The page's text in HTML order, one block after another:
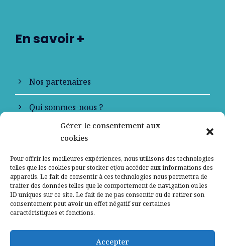
Gérer le consentement aux
cookies
Pour offrir les meilleures expériences, nous utilisons des technologies
telles que les cookies pour stocker et/ou accéder aux informations des
appareils. Le fait de consentir à ces technologies nous permettra de
traiter des données telles que le comportement de navigation ou les
ID uniques sur ce site. Le fait de ne pas consentir ou de retirer son
consentement peut avoir un effet négatif sur certaines
caractéristiques et fonctions.
Accepter
En savoir +
Nos partenaires
Qui sommes-nous ?
Contactez-nous
Mentions légales
Politique de confidentialité